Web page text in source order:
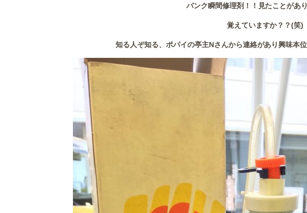
パンク瞬間修理剤！！見たことがあ
覚えていますか？？(笑)
知る人ぞ知る、ポパイの亭主Nさんから連絡があり興味本